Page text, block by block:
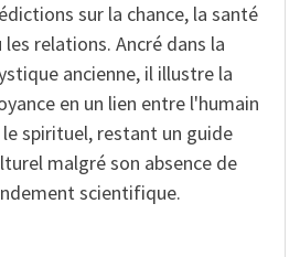
sur la chance, la santé
les relations. Ancré dans la
ancienne, il illustre la
en un lien entre l'humain
spirituel, restant un guide
malgré son absence de
scientifique.